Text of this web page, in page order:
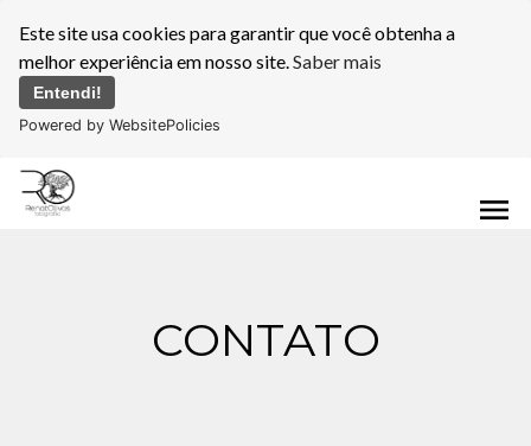
Este site usa cookies para garantir que você obtenha a
melhor experiência em nosso site.Saber mais
Entendi!
Powered by WebsitePolicies
menu
CONTATO